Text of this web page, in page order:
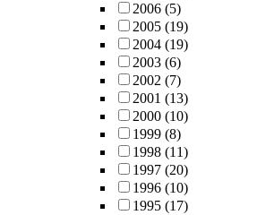
2006 (5)
2005 (19)
2004 (19)
2003 (6)
2002 (7)
2001 (13)
2000 (10)
1999 (8)
1998 (11)
1997 (20)
1996 (10)
1995 (17)